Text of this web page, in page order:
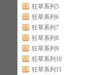
130 狂草系列5
131 狂草系列6
132 狂草系列7
133 狂草系列8
134 狂草系列9
135 狂草系列10
136 狂草系列11